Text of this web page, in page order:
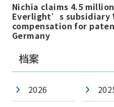
Nichia claims 4.5
Everlight’s subsidiary
compensation for
Germany
档案
2026